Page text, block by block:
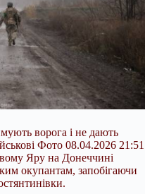
ворога і не дають
Фото 08.04.2026 21:51
Яру на Донеччині
окупантам, запобігаючи